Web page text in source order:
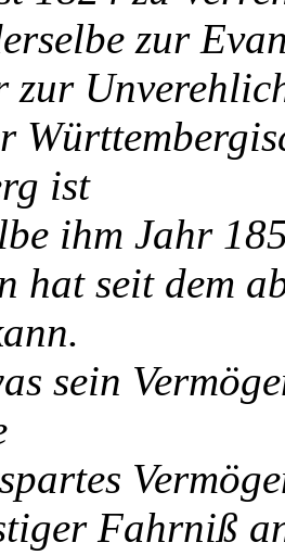
zur
zur
ist
ihm Jahr
hat seit dem
sein
Fahrniß